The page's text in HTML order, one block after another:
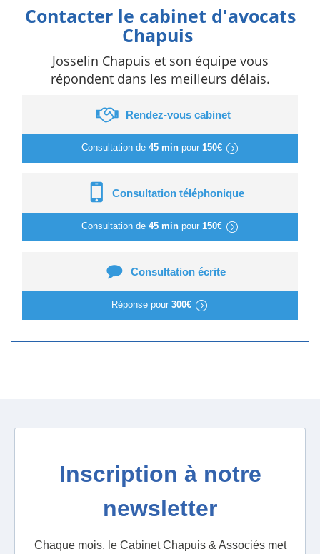
Contacter le cabinet d'avocats
Chapuis
Josselin Chapuis et son équipe vous
répondent dans les meilleurs délais.
Rendez-vous cabinet
Consultation de 45 minpour 150€
Consultation téléphonique
Consultation de 45 minpour 150€
Consultation écrite
Réponse pour 300€